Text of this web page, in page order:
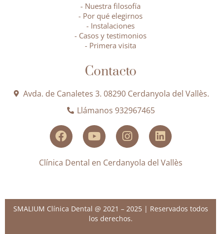
- Nuestra filosofía
- Por qué elegirnos
- Instalaciones
- Casos y testimonios
- Primera visita
Contacto
Avda. de Canaletes 3. 08290 Cerdanyola del Vallès.
Llámanos 932967465
Clínica Dental en Cerdanyola del Vallès
SMALIUM Clínica Dental @ 2021 – 2025 | Reservados todos
los derechos.